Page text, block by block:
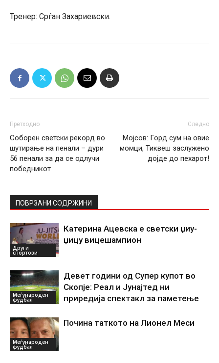
Тренер: Срѓан Захариевски.
Претходно
Соборен светски рекорд во
шутирање на пенали – дури
56 пенали за да се одлучи
победникот
Следно
Мојсов: Горд сум на овие
момци, Тиквеш заслужено
дојде до пехарот!
ПОВРЗАНИ СОДРЖИНИ
Други
спортови
Катерина Ацевска е светски џиу-
џицу вицешампион
Меѓународен
фудбал
Девет години од Супер купот во
Скопје: Реал и Јунајтед ни
приредија спектакл за паметење
Меѓународен
фудбал
Почина таткото на Лионел Меси